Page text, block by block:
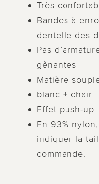
Très
Bandes à
dentelle des
Pas
gênantes
Matière
blanc + chair
Effet push-up
En 93%
indiquer la
commande.